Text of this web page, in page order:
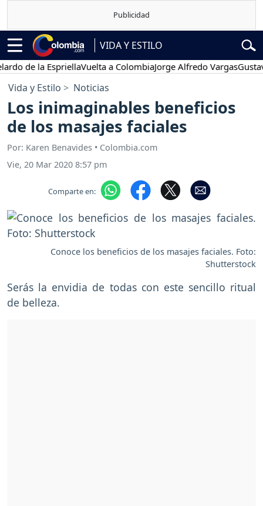
VIDA Y ESTILO
la EspriellaVuelta a ColombiaJorge Alfredo VargasGustavo
Vida y Estilo Noticias
Los inimaginables beneficios
de los masajes faciales
Por: Karen Benavides • Colombia.com
Vie, 20 Mar 2020 8:57 pm
Comparte en:
Conoce los beneficios de los masajes faciales. Foto:
Shutterstock
Serás la envidia de todas con este sencillo ritual
de belleza.